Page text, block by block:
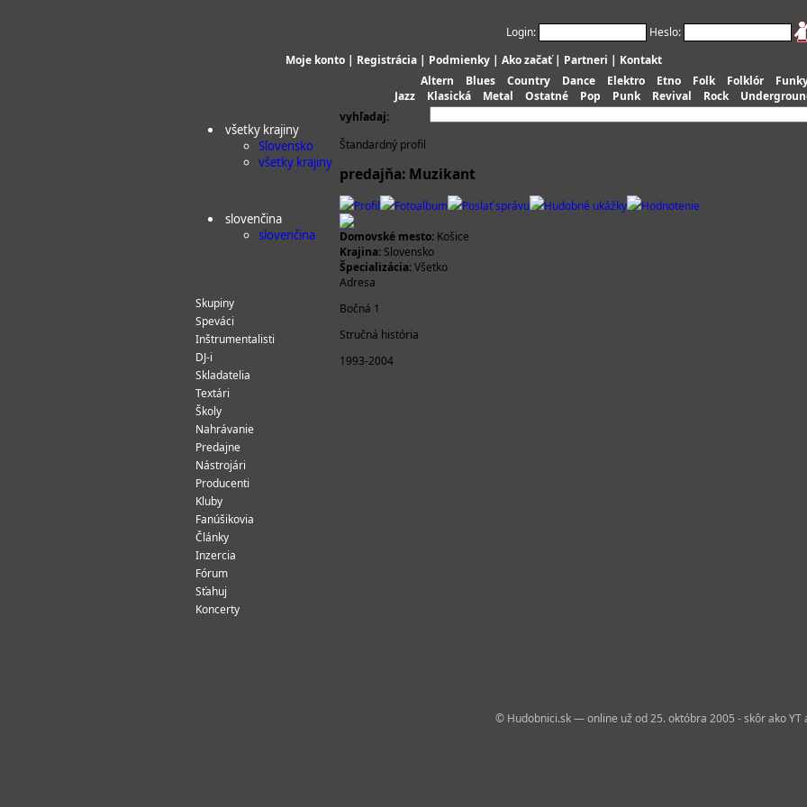
Login:
Heslo:
Moje konto | Registrácia | Podmienky | Ako začať| Partneri | Kontakt
Altern
Blues Country Dance Elektro Etno Folk Folklór
Jazz
Klasická Metal Ostatné Pop Punk Revival Rock
vyhľadaj:
všetky krajiny
Slovensko
všetky krajiny
slovenčina
slovenčina
Skupiny
Speváci
Inštrumentalisti
DJ-i
Skladatelia
Textári
Školy
Nahrávanie
Predajne
Nástrojári
Producenti
Kluby
Fanúšikovia
Články
Inzercia
Fórum
Sťahuj
Koncerty
Štandardný profil
predajňa: Muzikant
Profil Fotoalbum Poslať správu Hudobné ukážky
Hodnotenie
Domovské mesto: Košice
Krajina: Slovensko
Špecializácia:Všetko
Adresa
Bočná 1
Stručná história
1993-2004
© Hudobnici.sk — online už od 25. októbra 2005 - skôr ako YT